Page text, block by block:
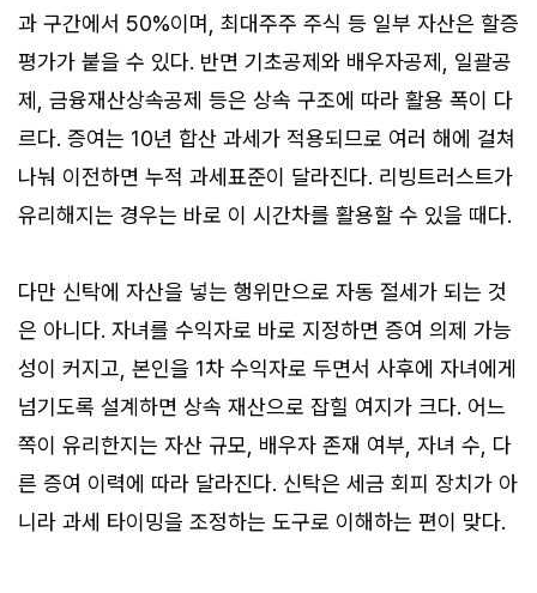
과 구간에서 50%이며, 최대주주 주식 등 일부 자산은 할증
평가가 붙을 수 있다. 반면 기초공제와 배우자공제, 일괄공
제, 금융재산상속공제 등은 상속 구조에 따라 활용 폭이 다
르다. 증여는 10년 합산 과세가 적용되므로 여러 해에 걸쳐
나눠 이전하면 누적 과세표준이 달라진다. 리빙트러스트가
유리해지는 경우는 바로 이 시간차를 활용할 수 있을 때다.
다만 신탁에 자산을 넣는 행위만으로 자동 절세가 되는 것
은 아니다. 자녀를 수익자로 바로 지정하면 증여 의제 가능
성이 커지고, 본인을 1차 수익자로 두면서 사후에 자녀에게
넘기도록 설계하면 상속 재산으로 잡힐 여지가 크다. 어느
쪽이 유리한지는 자산 규모, 배우자 존재 여부, 자녀 수, 다
른 증여 이력에 따라 달라진다. 신탁은 세금 회피 장치가 아
니라 과세 타이밍을 조정하는 도구로 이해하는 편이 맞다.